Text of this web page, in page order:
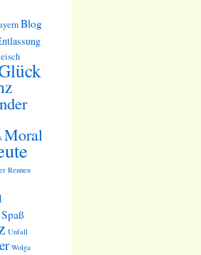
Blog
Moral
Rennen
Spaß
Unfall
Wolga